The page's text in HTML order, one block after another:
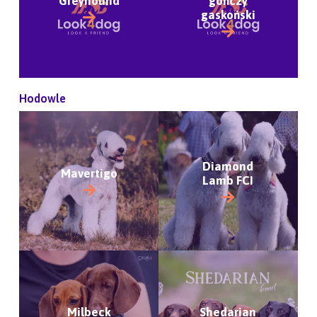
gaskoński
Hodowle
Mavertigo
Diamond
Lamb FCI
Milbeck Shedarian